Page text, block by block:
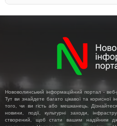
Нововолинський інформаційний портал -
Тут ви знайдете багато цікавої та корисної
того, чи ви гість або мешканець. Дізнайтеся
новини, події, культурні заходи,
створений, щоб стати вашим надійним